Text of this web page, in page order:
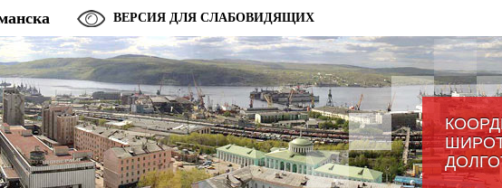
ВЕРСИЯ ДЛЯ СЛАБОВИДЯЩИХ